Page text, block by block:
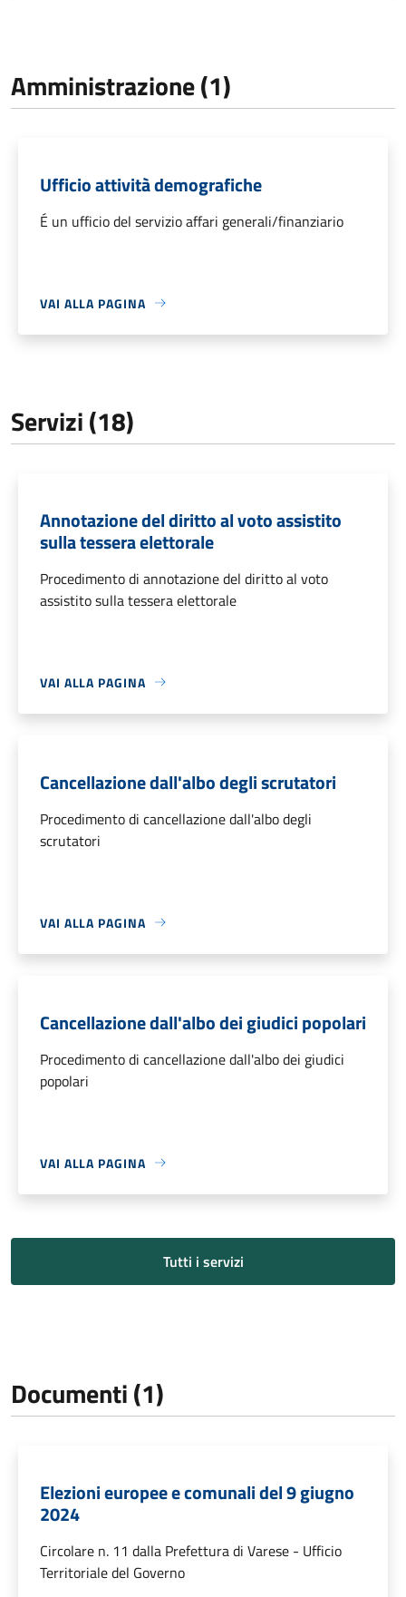
Amministrazione (1)
Ufficio attività demografiche
É un ufficio del servizio affari generali/finanziario
VAI ALLA PAGINA
Servizi (18)
Annotazione del diritto al voto assistito
sulla tessera elettorale
Procedimento di annotazione del diritto al voto
assistito sulla tessera elettorale
VAI ALLA PAGINA
Cancellazione dall'albo degli scrutatori
Procedimento di cancellazione dall'albo degli
scrutatori
VAI ALLA PAGINA
Cancellazione dall'albo dei giudici popolari
Procedimento di cancellazione dall'albo dei giudici
popolari
VAI ALLA PAGINA
Tutti i servizi
Documenti (1)
Elezioni europee e comunali del 9 giugno
2024
Circolare n. 11 dalla Prefettura di Varese - Ufficio
Territoriale del Governo